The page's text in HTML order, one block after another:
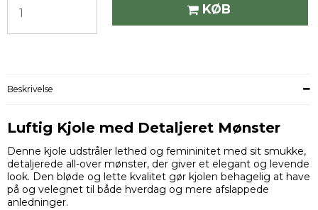
KØB
Beskrivelse
Luftig Kjole med Detaljeret Mønster
Denne kjole udstråler lethed og femininitet med sit smukke,
detaljerede all-over mønster, der giver et elegant og levende
look. Den bløde og lette kvalitet gør kjolen behagelig at have
på og velegnet til både hverdag og mere afslappede
anledninger.